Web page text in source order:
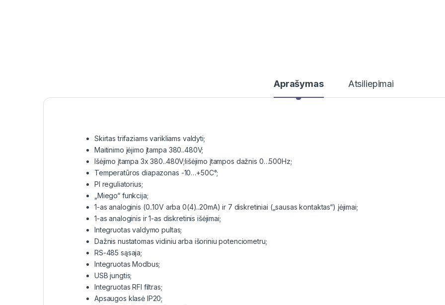
Aprašymas Atsiliepimai
Skirtas trifaziams varikliams valdyti;
Maitinimo įėjimo įtampa 380..480V;
Išėjimo įtampa 3x 380..480V;Iišėjimo įtampos dažnis 0…500Hz;
Temperatūros diapazonas -10…+50C°;
PI reguliatorius;
„Miego“ funkcija;
1-as analoginis (0..10V arba 0(4)..20mA) ir 7 diskretiniai („sausas kontaktas“) įėjimai;
1-as analoginis ir 1-as diskretinis išėjimai;
Integruotas valdymo pultas;
Dažnis nustatomas vidiniu arba išoriniu potenciometru;
RS-485 sąsaja;
Integruotas Modbus;
USB jungtis;
Integruotas RFI filtras;
Apsaugos klasė IP20;